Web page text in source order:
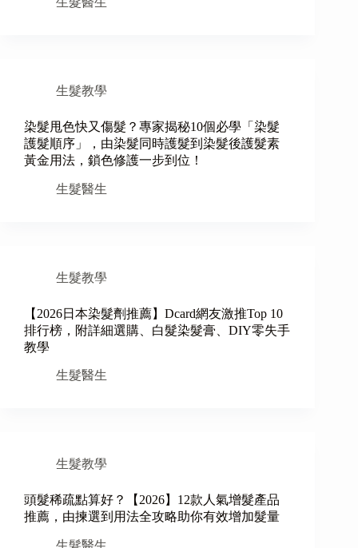
生髮教學
染髮甩色快又傷髮？專家揭秘10個必學「染髮
護髮順序」，由染髮同時護髮到染髮後護髮素
黃金用法，鎖色修護一步到位！
生髮醫生
生髮教學
【2026日本染髮劑推薦】Dcard網友激推Top 10
排行榜，附詳細選購、白髮染髮膏、DIY零失手
教學
生髮醫生
生髮教學
頭髮稀疏點算好？【2026】12款人氣增髮產品
推薦，由揀選到用法全攻略助你有效增加髮量